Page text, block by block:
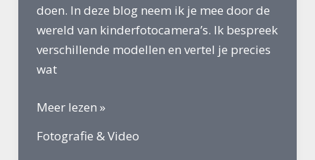
doen. In deze blog neem ik je mee door de
wereld van kinderfotocamera’s. Ik bespreek
verschillende modellen en vertel je precies
wat
Beste
voor
Meer lezen »
Fotografie & Video